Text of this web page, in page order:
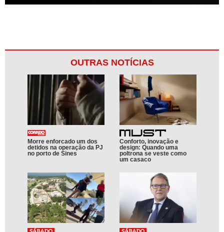
OUTRAS NOTÍCIAS
Morre enforcado um dos
detidos na operação da PJ
no porto de Sines
Conforto, inovação e
design: Quando uma
poltrona se veste como
um casaco